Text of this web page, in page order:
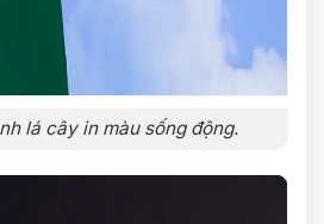
lá cây in màu sống động.